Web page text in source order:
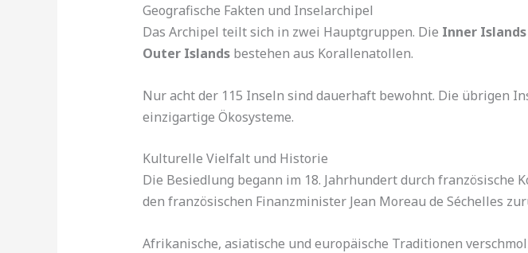
Geografische Fakten und Inselarchipel
Das Archipel teilt sich in zwei Hauptgruppen. Die Inner Islands
Outer Islandsbestehen aus Korallenatollen.
Nur acht der 115 Inseln sind dauerhaft bewohnt. Die übrigen
einzigartige Ökosysteme.
Kulturelle Vielfalt und Historie
Die Besiedlung begann im 18. Jahrhundert durch
den französischen Finanzminister Jean Moreau de Séchelles
Afrikanische, asiatische und europäische Traditionen